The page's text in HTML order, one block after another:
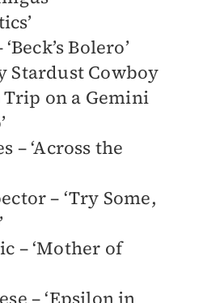
Bolero’
Stardust Cowboy
Trip on a Gemini
– ‘Across the
– ‘Try Some,
– ‘Mother of